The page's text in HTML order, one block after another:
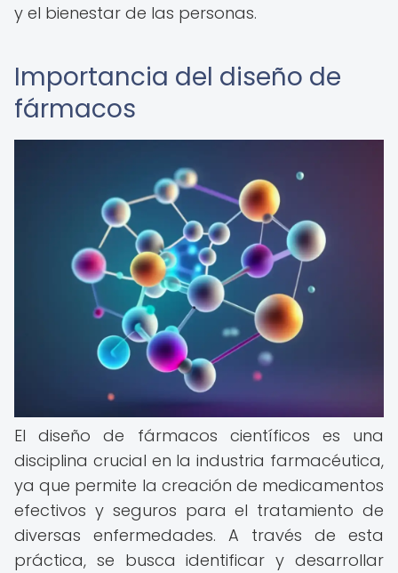
y el bienestar de las personas.
Importancia del diseño de
fármacos
El diseño de fármacos científicos es una
disciplina crucial en la industria farmacéutica,
ya que permite la creación de medicamentos
efectivos y seguros para el tratamiento de
diversas enfermedades. A través de esta
práctica, se busca identificar y desarrollar